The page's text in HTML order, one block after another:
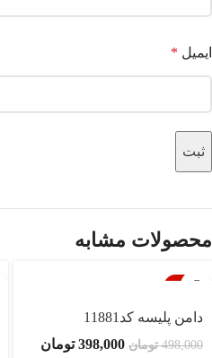
ایمیل *
محصولات مشابه
-20%
دامن پلیسه کد11881
498,000 تومان 398,000 تومان